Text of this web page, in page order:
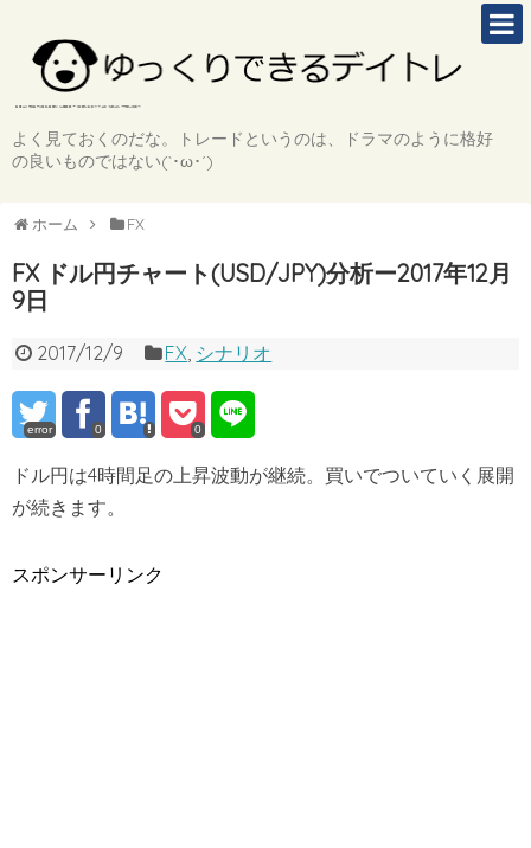
よく見ておくのだな。トレードというのは、ドラマのように格好
の良いものではない(`･ω･´)
ホーム FX
FX ドル円チャート(USD/JPY)分析ー2017年12月
9日
2017/12/9 FX シナリオ
error 0 0
ドル円は4時間足の上昇波動が継続。買いでついていく展開
が続きます。
スポンサーリンク